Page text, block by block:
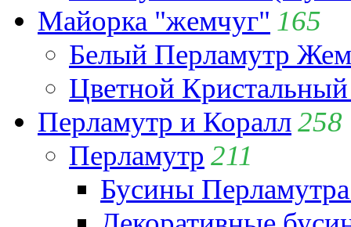
Майорка "жемчуг" 165
Белый Перламутр
Цветной
Перламутр и Коралл258
Перламутр 211
Бусины